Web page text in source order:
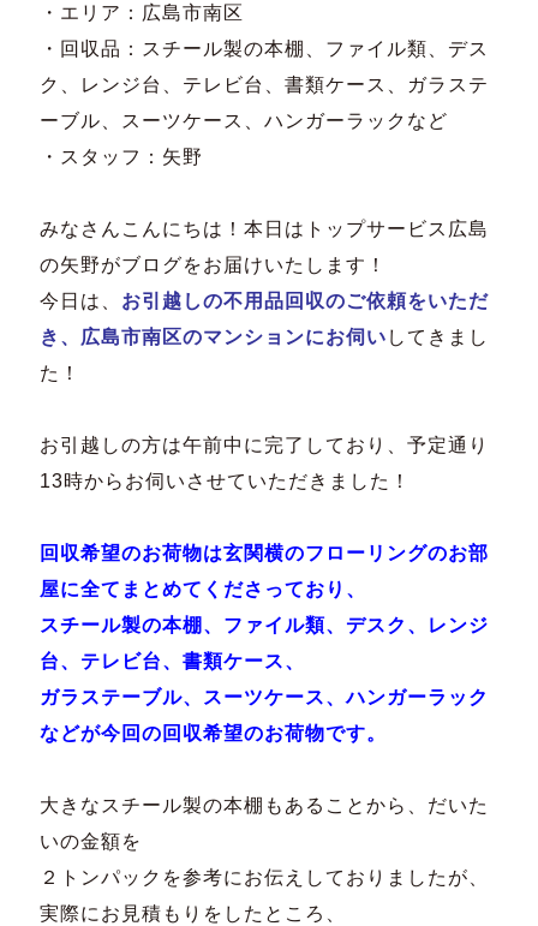
・エリア：広島市南区
・回収品：スチール製の本棚、ファイル類、デス
ク、レンジ台、テレビ台、書類ケース、ガラステ
ーブル、スーツケース、ハンガーラックなど
・スタッフ：矢野
みなさんこんにちは！本日はトップサービス広島
の矢野がブログをお届けいたします！
今日は、 お引越しの不用品回収のご依頼をいただ
き、広島市南区のマンションにお伺い してきまし
た！
お引越しの方は午前中に完了しており、予定通り
13時からお伺いさせていただきました！
回収希望のお荷物は玄関横のフローリングのお部
屋に全てまとめてくださっており、
スチール製の本棚、ファイル類、デスク、レンジ
台、テレビ台、書類ケース、
ガラステーブル、スーツケース、ハンガーラック
などが今回の回収希望のお荷物です。
大きなスチール製の本棚もあることから、だいた
いの金額を
２トンパックを参考にお伝えしておりましたが、
実際にお見積もりをしたところ、